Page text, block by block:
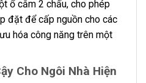
ổ cắm 2 chấu, cho phép
đặt để cấp nguồn cho các
hóa công năng trên một
Cho Ngôi Nhà Hiện